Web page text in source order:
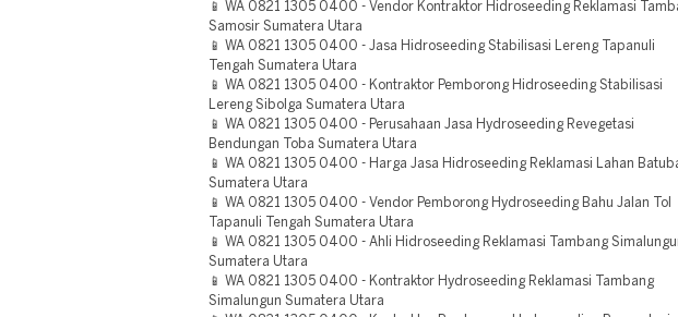
📱 WA 0821 1305 0400 - Vendor Kontraktor Hidroseeding Reklamasi
Samosir Sumatera Utara
📱 WA 0821 1305 0400 - Jasa Hidroseeding Stabilisasi Lereng Tapanuli
Tengah Sumatera Utara
📱 WA 0821 1305 0400 - Kontraktor Pemborong Hidroseeding Stabilisasi
Lereng Sibolga Sumatera Utara
📱 WA 0821 1305 0400 - Perusahaan Jasa Hydroseeding Revegetasi
Bendungan Toba Sumatera Utara
📱 WA 0821 1305 0400 - Harga Jasa Hidroseeding Reklamasi Lahan
Sumatera Utara
📱 WA 0821 1305 0400 - Vendor Pemborong Hydroseeding Bahu Jalan Tol
Tapanuli Tengah Sumatera Utara
📱 WA 0821 1305 0400 - Ahli Hidroseeding Reklamasi Tambang
Sumatera Utara
📱 WA 0821 1305 0400 - Kontraktor Hydroseeding Reklamasi Tambang
Simalungun Sumatera Utara